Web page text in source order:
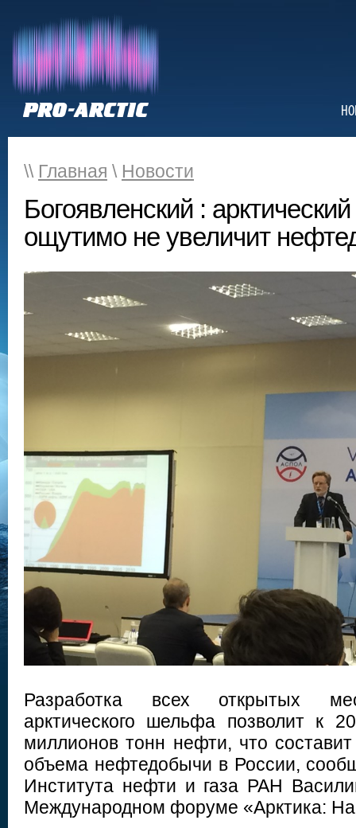
\\ Главная \ Новости
Богоявленский :
ощутимо не увеличит
Разработка всех открытых
арктического шельфа позволит к
миллионов тонн нефти, что
объема нефтедобычи в России,
Института нефти и газа РАН
Международном форуме «Арктика: